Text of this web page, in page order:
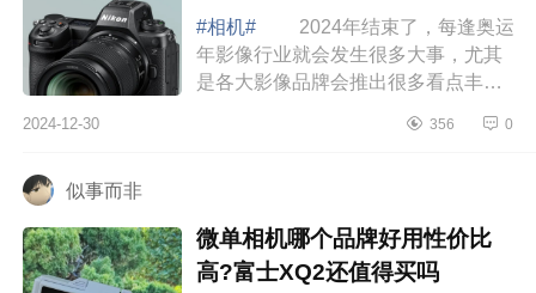
么
#相机#
2024年结束了，每逢奥运
年影像行业就会发生很多大事，尤其
是各大影像品牌会推出很多看点丰富
的尼康，在2024年也发布了多款非常
2024-12-30 356 0
似事而非
微单相机哪个品牌好用性价比
高?富士XQ2还值得买吗